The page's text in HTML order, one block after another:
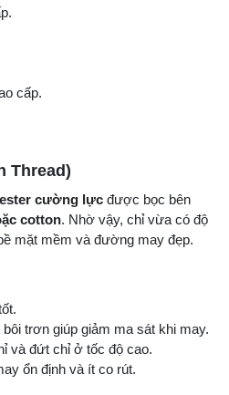
cấp.
Thread)
cường lực được bọc bên
cotton. Nhờ vậy, chỉ vừa có độ
mặt mềm và đường may đẹp.
trơn giúp giảm ma sát khi may.
và đứt chỉ ở tốc độ cao.
ổn định và ít co rút.